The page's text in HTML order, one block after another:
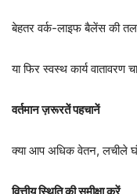
बेहतर वर्क-लाइफ बैलेंस की
या फिर स्वस्थ कार्य वातावरण
वर्तमान ज़रूरतें पहचानें
क्या आप अधिक वेतन, लचीले